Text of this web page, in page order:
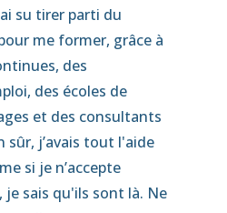
su tirer parti du
me former, grâce à
des
des écoles de
et des consultants
sûr, j’avais tout l'aide
si je n’accepte
sais qu'ils sont là. Ne